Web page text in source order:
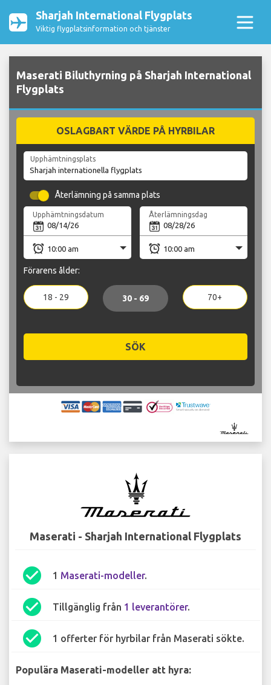
Sharjah International Flygplats
Viktig flygplatsinformation och tjänster
Maserati Biluthyrning på Sharjah International
Flygplats
OSLAGBART VÄRDE PÅ HYRBILAR
Upphämtningsplats
Återlämning på samma plats
Upphämtningsdatum Återlämningsdag
Förarens ålder:
18 - 29 30 - 69 70+
SÖK
Maserati - Sharjah International Flygplats
check_circle 1 Maserati-modeller.
check_circle Tillgänglig från 1 leverantörer.
check_circle 1 offerter för hyrbilar från Maserati sökte.
Populära Maserati-modeller att hyra: